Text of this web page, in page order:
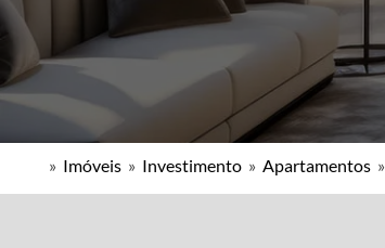
» Imóveis » Investimento » Apartamentos »